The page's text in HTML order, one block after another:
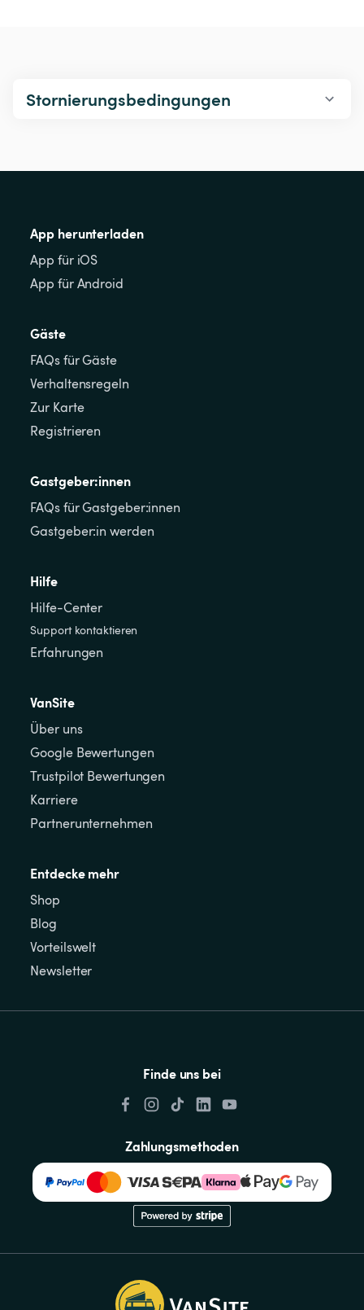
Stornierungsbedingungen
App herunterladen
App für iOS
App für Android
Gäste
FAQs für Gäste
Verhaltensregeln
Zur Karte
Registrieren
Gastgeber:innen
FAQs für Gastgeber:innen
Gastgeber:in werden
Hilfe
Hilfe-Center
Support kontaktieren
Erfahrungen
VanSite
Über uns
Google Bewertungen
Trustpilot Bewertungen
Karriere
Partnerunternehmen
Entdecke mehr
Shop
Blog
Vorteilswelt
Newsletter
Finde uns bei
Zahlungsmethoden